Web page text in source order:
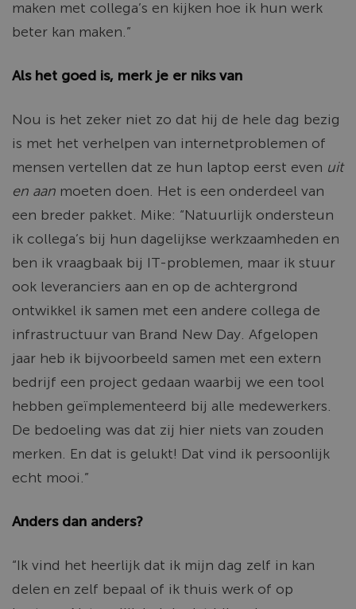
maken met collega’s en kijken hoe ik hun werk
beter kan maken.”
Als het goed is, merk je er niks van
Nou is het zeker niet zo dat hij de hele dag bezig
is met het verhelpen van internetproblemen of
mensen vertellen dat ze hun laptop eerst even uit
en aan moeten doen. Het is een onderdeel van
een breder pakket. Mike: “Natuurlijk ondersteun
ik collega’s bij hun dagelijkse werkzaamheden en
ben ik vraagbaak bij IT-problemen, maar ik stuur
ook leveranciers aan en op de achtergrond
ontwikkel ik samen met een andere collega de
infrastructuur van Brand New Day. Afgelopen
jaar heb ik bijvoorbeeld samen met een extern
bedrijf een project gedaan waarbij we een tool
hebben geïmplementeerd bij alle medewerkers.
De bedoeling was dat zij hier niets van zouden
merken. En dat is gelukt! Dat vind ik persoonlijk
echt mooi.”
Anders dan anders?
“Ik vind het heerlijk dat ik mijn dag zelf in kan
delen en zelf bepaal of ik thuis werk of op